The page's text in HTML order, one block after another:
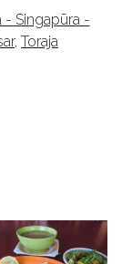
- Singapūra -
, Toraja